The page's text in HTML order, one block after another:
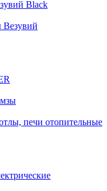
Black
печи отопительные